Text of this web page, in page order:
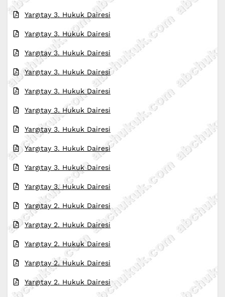
Yargıtay 3. Hukuk Dairesi
Yargıtay 3. Hukuk Dairesi
Yargıtay 3. Hukuk Dairesi
Yargıtay 3. Hukuk Dairesi
Yargıtay 3. Hukuk Dairesi
Yargıtay 3. Hukuk Dairesi
Yargıtay 3. Hukuk Dairesi
Yargıtay 3. Hukuk Dairesi
Yargıtay 3. Hukuk Dairesi
Yargıtay 3. Hukuk Dairesi
Yargıtay 2. Hukuk Dairesi
Yargıtay 2. Hukuk Dairesi
Yargıtay 2. Hukuk Dairesi
Yargıtay 2. Hukuk Dairesi
Yargıtay 2. Hukuk Dairesi